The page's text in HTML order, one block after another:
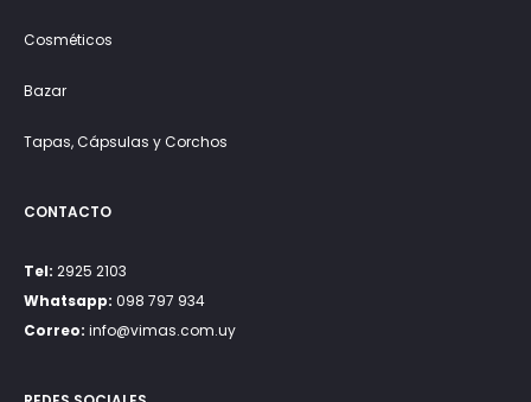
Cosméticos
Bazar
Tapas, Cápsulas y Corchos
CONTACTO
Tel: 2925 2103
Whatsapp: 098 797 934
Correo: info@vimas.com.uy